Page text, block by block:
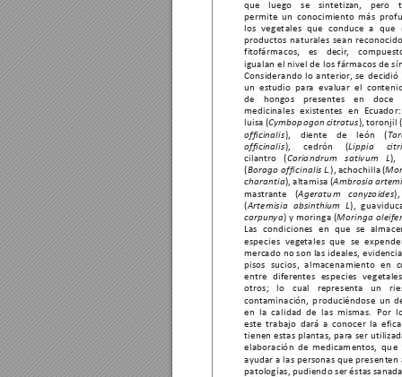
que luego se sintetizan, pero
permite un conocimiento más
los vegetales que conduce a que
productos naturales sean r
fitofármacos, es decir,
igualan el nivel de los fármacos de
Considerando lo anterior, se decidió
un estudio para evaluar el con
de hongos presentes en doce
medicinales existentes en E
luisa (Cymbopogon citratus ), toronjil (
officinalis), diente de león ( T
officinalis), cedrón (Lippia
cilantro ( Coriandrum sativum L ),
( Borago  officinalis L. ), achochilla (
charantia), altamisa (Ambrosia art
mastrante (Ageratum conyzoides
(Artemisia absinthium L ),
carpunya) y moringa (Moringa
Las condiciones en que se
especies vegetales que se
mercado no son las ideales,
pisos sucios, almacenamiento en c
entre diferentes especies vege
otros; lo cual representa un
contaminación, produciéndose un
en  la calidad  de las  mismas.
Por
este trabajo dará a conocer la
tienen estas plantas, para ser
elaboración de medicamentos,  que
ayudar a las personas que presenten
patologías, pudiendo ser éstas